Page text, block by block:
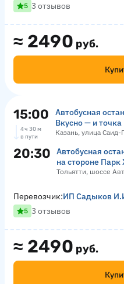
≈ 2490 руб.
5 3 отзывов
15:00
Автобусная
Вкусно — и точка
Казань, улица Саид-
4 ч 30 м
в пути
20:30
Автобусная
на стороне Парк
Тольятти, шоссе
≈ 2490 руб.
Перевозчик:ИП Садыков
5 3 отзывов